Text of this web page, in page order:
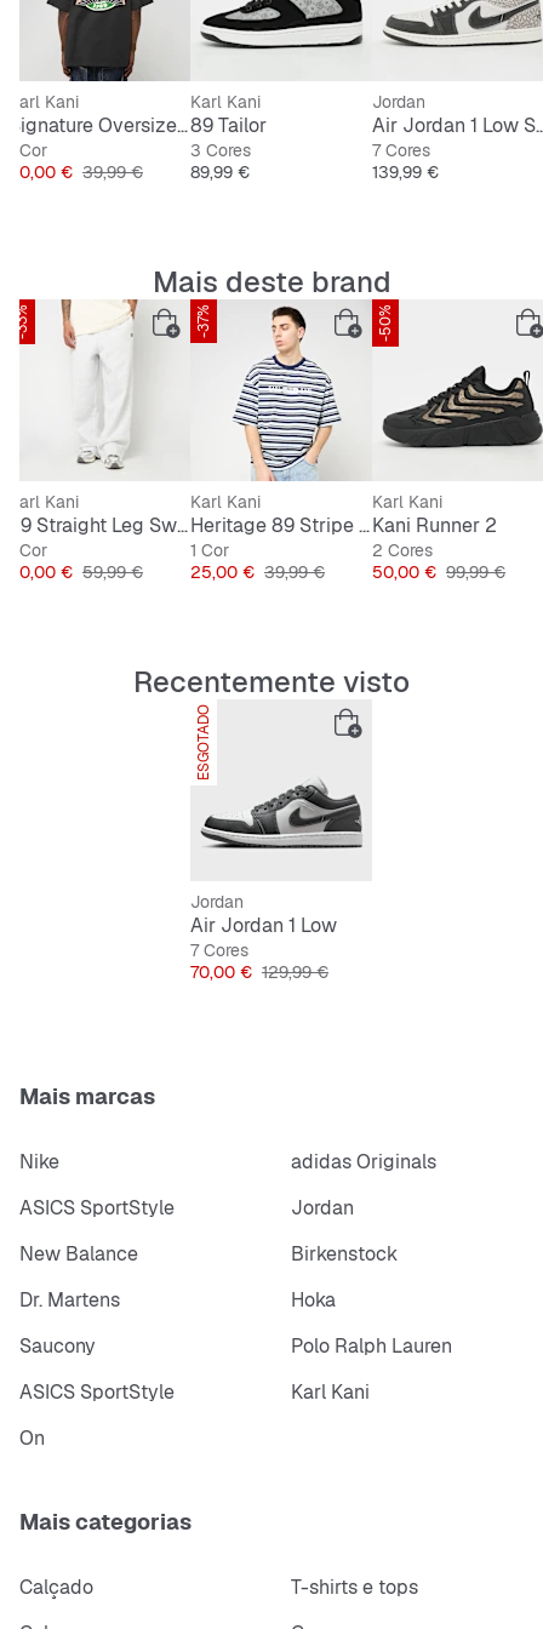
Karl Kani
Signature Oversized T-Shirt
1 Cor
Preço
30,00 € Preço original
39,99 €
Karl Kani
89 Tailor
3 Cores
Preço
89,99 €
Jordan
Air
7 Cores
Preço
139,99 €
Mais deste brand
-33%
Karl Kani
89 Straight Leg Sweatpants
1 Cor
Preço
40,00 € Preço original
59,99 €
-37%
Karl Kani
Heritage 89 Stripe Boxy T-Shirt
1 Cor
Preço
25,00 € Preço original
39,99 €
-50%
Karl Kani
Kani Runner 2
2 Cores
Preço
50,00 € Preço
99,99 €
Recentemente visto
ESGOTADO
Jordan
Air Jordan 1 Low
7 Cores
Preço
70,00 € Preço original
129,99 €
Mais marcas
Nike
adidas Originals
ASICS SportStyle
Jordan
New Balance
Birkenstock
Dr. Martens
Hoka
Saucony
Polo Ralph Lauren
ASICS SportStyle
Karl Kani
On
Mais categorias
Calçado
T-shirts e tops